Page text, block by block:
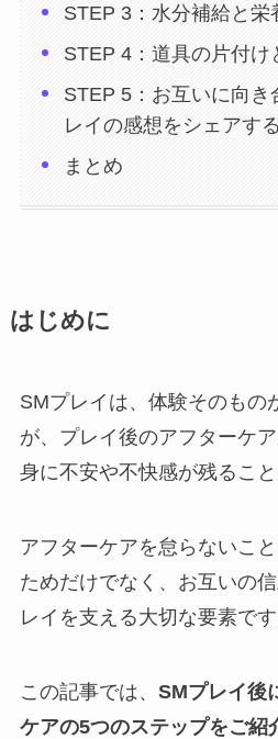
STEP 3：水分補給と栄
STEP 4：道具の片付け
STEP 5：お互いに向
レイの感想をシェアする
まとめ
はじめに
SMプレイは、体験そのもの
が、プレイ後のアフターケ
身に不安や不快感が残ること
アフターケアを怠らないこ
ためだけでなく、お互いの
レイを支える大切な要素です
この記事では、 SMプレイ後
ケアの5つのステップをご紹